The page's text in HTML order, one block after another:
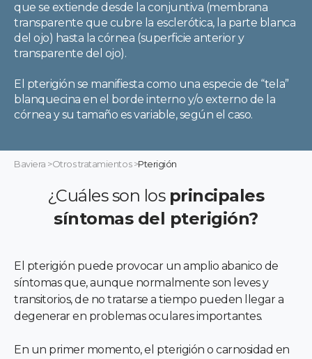
que se extiende desde la conjuntiva (membrana
transparente que cubre la esclerótica, la parte blanca
del ojo) hasta la córnea (superficie anterior y
transparente del ojo).
El pterigión se manifiesta como una especie de “tela”
blanquecina en el borde interno y/o externo de la
córnea y su tamaño es variable, según el caso.
Baviera >Otros tratamientos >Pterigión
¿Cuáles son los principales
síntomas del pterigión?
El pterigión puede provocar un amplio abanico de
síntomas que, aunque normalmente son leves y
transitorios, de no tratarse a tiempo pueden llegar a
degenerar en problemas oculares importantes.
En un primer momento, el pterigión o carnosidad en